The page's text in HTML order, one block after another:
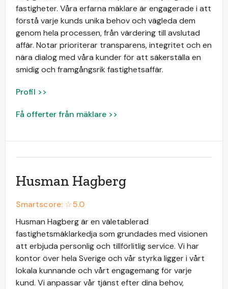
fastigheter. Våra erfarna mäklare är engagerade i att
förstå varje kunds unika behov och vägleda dem
genom hela processen, från värdering till avslutad
affär. Notar prioriterar transparens, integritet och en
nära dialog med våra kunder för att säkerställa en
smidig och framgångsrik fastighetsaffär.
Profil >>
Få offerter från mäklare >>
Husman Hagberg
Smartscore: ☆5.0
Husman Hagberg är en väletablerad
fastighetsmäklarkedja som grundades med visionen
att erbjuda personlig och tillförlitlig service. Vi har
kontor över hela Sverige och vår styrka ligger i vårt
lokala kunnande och vårt engagemang för varje
kund. Vi anpassar vår tjänst efter dina behov,